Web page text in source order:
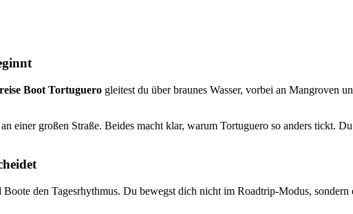
Boot Tortuguero gleitest du über braunes Wasser, vorbei an Mangroven
einer großen Straße. Beides macht klar, warum Tortuguero so anders tickt.
den Tagesrhythmus. Du bewegst dich nicht im Roadtrip-Modus, sondern